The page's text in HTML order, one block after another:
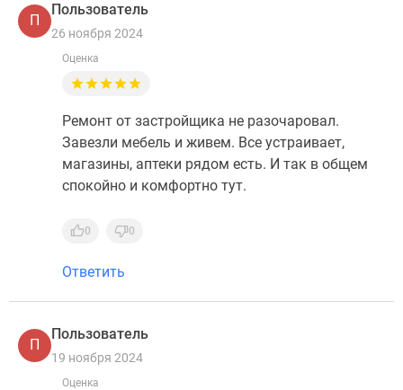
П
Пользователь
26 ноября 2024
Оценка
Ремонт от застройщика не разочаровал.
Завезли мебель и живем. Все устраивает,
магазины, аптеки рядом есть. И так в общем
спокойно и комфортно тут.
0 0
Ответить
П
Пользователь
19 ноября 2024
Оценка